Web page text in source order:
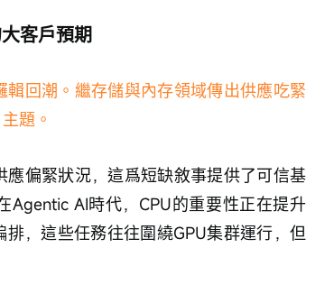
客戶預期
回潮。繼存儲與內存領域傳出供應吃緊
題。
偏緊狀況，這爲短缺敘事提供了可信基
Agentic AI時代，CPU的重要性正在提升
，這些任務往往圍繞GPU集群運行，但